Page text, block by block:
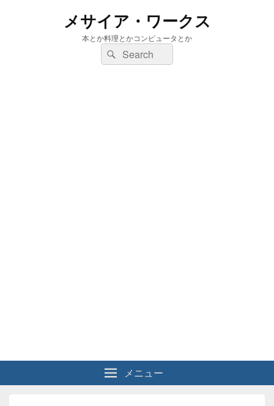
メサイア・ワークス
本とか料理とかコンピュータとか
検
索:
検
索
メニュー